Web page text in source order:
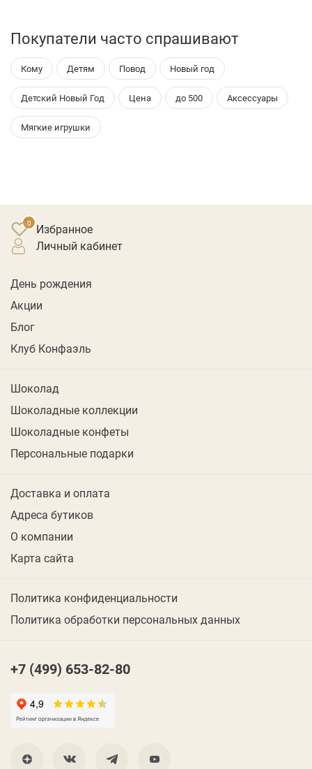
Покупатели часто спрашивают
Кому Детям Повод Новый год
Детский Новый Год Цена до 500 Аксессуары
Мягкие игрушки
Избранное
личный кабинет
День рождения
Акции
Блог
Клуб Конфаэль
Шоколад
Шоколадные коллекции
Шоколадные конфеты
Персональные подарки
Доставка и оплата
Адреса бутиков
О компании
Карта сайта
Политика конфиденциальности
Политика обработки персональных данных
+7 (499) 653-82-80